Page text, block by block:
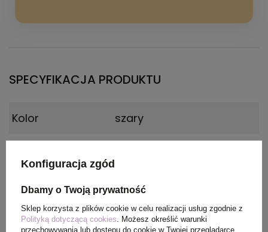
SPECYFIKACJA PRODUKTU
Kolor szary
produktu
29 x 3 x 28 cm
Konfiguracja zgód
Dbamy o Twoją prywatność
Sklep korzysta z plików cookie w celu realizacji usług zgodnie z
Polityką dotyczącą cookies. Możesz określić warunki
przechowywania lub dostępu do cookie w Twojej przeglądarce.